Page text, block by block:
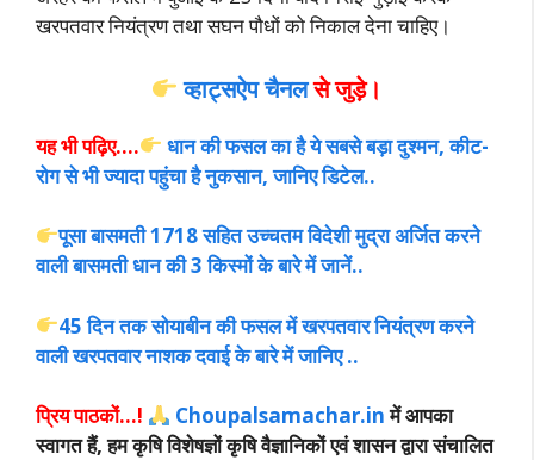
खरपतवार नियंत्रण तथा सघनपौधों को निकाल देना चाहिए।
व्हाट्सऐप चैनलसे जुड़े।
यह भी पढ़िए….
धान की फसल का है ये सबसे बड़ा दुश्मन, कीट-
रोग से भी ज्यादा पहुंचा है नुकसान, जानिए डिटेल..
पूसा बासमती 1718 सहित उच्चतम विदेशी मुद्रा अर्जित करने
वाली बासमती धान की 3 किस्मों के बारे में जानें..
45 दिन तक सोयाबीन की फसल में खरपतवार नियंत्रण करने
वाली खरपतवार नाशक दवाई के बारे में जानिए ..
प्रिय पाठकों…! Choupalsamachar.inमें आपका
स्वागत हैं, हम कृषि विशेषज्ञों कृषि वैज्ञानिकों एवं शासन द्वारा संचालित